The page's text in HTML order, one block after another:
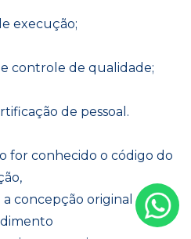
execução;
controle de qualidade;
de pessoal.
for conhecido o código do
concepção original da